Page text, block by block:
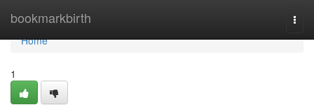
bookmarkbirth
Home
Home
1